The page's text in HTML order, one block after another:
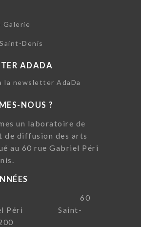
Galerie
Denis
ADADA
la newsletter AdaDa
NOUS ?
un laboratoire de
de diffusion des arts
au 60 rue Gabriel Péri
60
Péri Saint-